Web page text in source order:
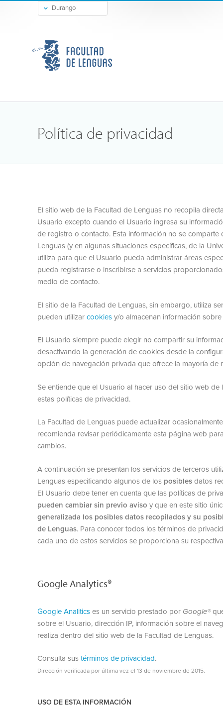
Durango
Gómez Palacio
Política de privacidad
El sitio web de la Facultad de Lenguas no recopila
Usuario excepto cuando el Usuario ingresa su
de registro o contacto. Esta información no se comparte
Lenguas (y en algunas situaciones específicas, de la
utiliza para que el Usuario pueda administrar áreas
pueda registrarse o inscribirse a servicios
medio de contacto.
El sitio de la Facultad de Lenguas, sin embargo, utiliza
pueden utilizar cookies y/o almacenan información sobre
El Usuario siempre puede elegir no compartir su
desactivando la generación de cookies desde la
opción de navegación privada que ofrece la mayoría de
Se entiende que el Usuario al hacer uso del sitio web
estas políticas de privacidad.
La Facultad de Lenguas puede actualizar
recomienda revisar periódicamente esta página web
cambios.
A continuación se presentan los servicios de terceros
Lenguas especificando algunos de los posibles datos
El Usuario debe tener en cuenta que las políticas de
pueden cambiar sin previo aviso y que en este sitio
generalizada los posibles datos recopilados y su
de Lenguas. Para conocer todos los términos de
cada uno de estos servicios se proporciona su
Google Analytics®
Google Analitics es un servicio prestado por Google®
sobre el Usuario, dirección IP, información sobre el
realiza dentro del sitio web de la Facultad de Lenguas.
Consulta sus términos de privacidad.
Dirección verificada por última vez el 13 de noviembre de 2015.
USO DE ESTA INFORMACIÓN